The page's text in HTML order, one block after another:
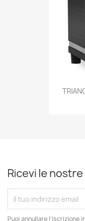
Ricevi le
Puoi annullare l'iscrizione